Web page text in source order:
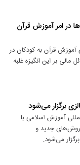
در امر آموزش قرآن
آموزش قرآن به کودکان در
مالی بر این انگیزه غلبه
برگزار می‌شود
آموزش اسلامی با
روش‌های جدید و